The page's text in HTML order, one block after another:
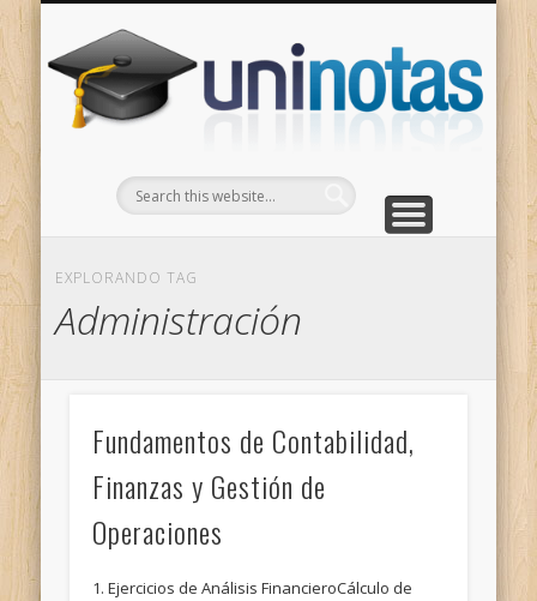
EXPLORANDO TAG
Administración
Fundamentos de Contabilidad,
Finanzas y Gestión de
Operaciones
1. Ejercicios de Análisis FinancieroCálculo de